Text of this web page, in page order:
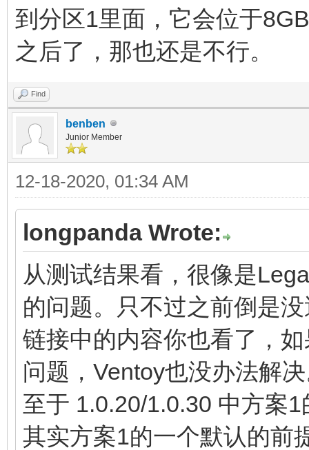
到分区1里面，它会位于
之后了，那也还是不行。
Find
benben
Junior Member
12-18-2020, 01:34 AM
longpanda Wrote:
从测试结果看，很像是
的问题。只不过之前倒是
链接中的内容你也看了，
问题，Ventoy也没办法解
至于 1.0.20/1.0.30 中方案
其实方案1的一个默认的前